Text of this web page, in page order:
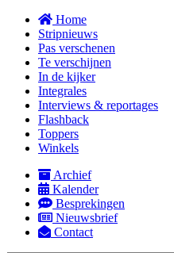
Overslaan
naar
inhoud
gaan
Home
Stripnieuws
Pas verschenen
Te verschijnen
In de kijker
Integrales
Interviews & reportages
Flashback
Toppers
Winkels
Secondary
navigation
Archief
Kalender
Besprekingen
Nieuwsbrief
Contact